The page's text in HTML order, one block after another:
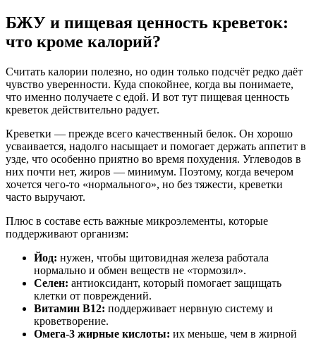
БЖУ и пищевая ценность креветок:
что кроме калорий?
Считать калории полезно, но один только подсчёт редко даёт
чувство уверенности. Куда спокойнее, когда вы понимаете,
что именно получаете с едой. И вот тут пищевая ценность
креветок действительно радует.
Креветки — прежде всего качественный белок. Он хорошо
усваивается, надолго насыщает и помогает держать аппетит в
узде, что особенно приятно во время похудения. Углеводов в
них почти нет, жиров — минимум. Поэтому, когда вечером
хочется чего-то «нормального», но без тяжести, креветки
часто выручают.
Плюс в составе есть важные микроэлементы, которые
поддерживают организм:
Йод: нужен, чтобы щитовидная железа работала
нормально и обмен веществ не «тормозил».
Селен: антиоксидант, который помогает защищать
клетки от повреждений.
Витамин B12: поддерживает нервную систему и
кроветворение.
Омега-3 жирные кислоты: их меньше, чем в жирной